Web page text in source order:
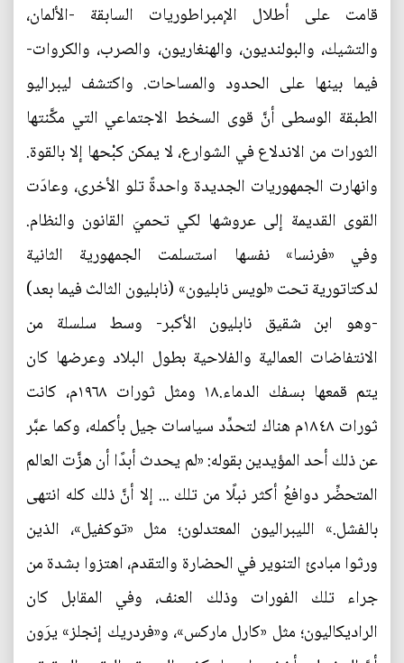
قامت على أطلال الإمبراطوريات السابقة -الألمان،
والتشيك، والبولنديون، والهنغاريون، والصرب، والكروات-
فيما بينها على الحدود والمساحات. واكتشف ليبراليو
الطبقة الوسطى أنَّ قوى السخط الاجتماعي التي مكَّنتها
الثورات من الاندلاع في الشوارع، لا يمكن كبْحها إلا بالقوة.
وانهارت الجمهوريات الجديدة واحدةً تلو الأخرى، وعادَت
القوى القديمة إلى عروشها لكي تحميَ القانون والنظام.
وفي «فرنسا» نفسها استسلمت الجمهورية الثانية
لدكتاتورية تحت «لویس نابليون» (نابليون الثالث فيما بعد)
-وهو ابن شقيق نابليون الأكبر- وسط سلسلة من
الانتفاضات العمالية والفلاحية بطول البلاد وعرضها كان
يتم قمعها بسفك الدماء.١٨ ومثل ثورات ١٩٦٨م، كانت
ثورات ١٨٤٨م هناك لتحدِّد سياسات جيل بأكمله، وكما عبَّر
عن ذلك أحد المؤيدين بقوله: «لم يحدث أبدًا أن هزَّت العالم
المتحضِّر دوافعُ أكثر نبلًا من تلك ... إلا أنَّ ذلك كله انتهى
بالفشل.» الليبراليون المعتدلون؛ مثل «توكفيل»، الذين
ورثوا مبادئ التنوير في الحضارة والتقدم، اهتزوا بشدة من
جراء تلك الفورات وذلك العنف، وفي المقابل كان
الراديكاليون؛ مثل «کارل مارکس»، و«فردريك إنجلز» يرَون